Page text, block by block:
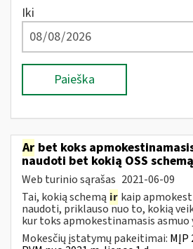
Iki
Paieška
Ar bet koks
naudoti bet kokią OSS
Web turinio sąrašas 2021-06-09
Tai, kokią schemą ir kaip
naudoti, priklauso nuo to, kokią
kur toks apmokestinamasis asmuo
Mokesčių įstatymų pakeitimai: MĮP